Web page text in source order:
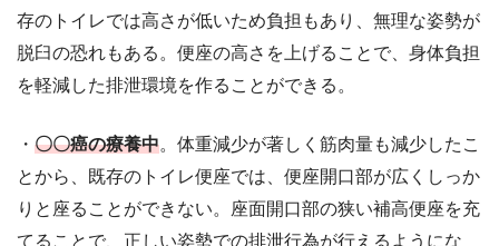
存のトイレでは高さが低いため負担もあり、無理な姿勢が
脱臼の恐れもある。便座の高さを上げることで、身体負担
を軽減した排泄環境を作ることができる。
・ 〇〇癌の療養中。体重減少が著しく筋肉量も減少したこ
とから、既存のトイレ便座では、便座開口部が広くしっか
りと座ることができない。座面開口部の狭い補高便座を充
てることで、正しい姿勢での排泄行為が行えるようにな